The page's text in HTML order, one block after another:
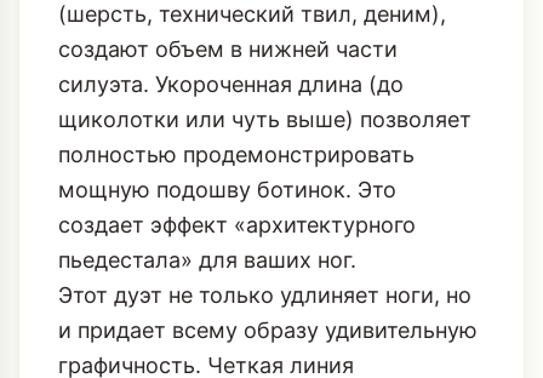
(шерсть, технический твил, деним),
создают объем в нижней части
силуэта. Укороченная длина (до
щиколотки или чуть выше) позволяет
полностью продемонстрировать
мощную подошву ботинок. Это
создает эффект «архитектурного
пьедестала» для ваших ног.
Этот дуэт не только удлиняет ноги, но
и придает всему образу удивительную
графичность. Четкая линия